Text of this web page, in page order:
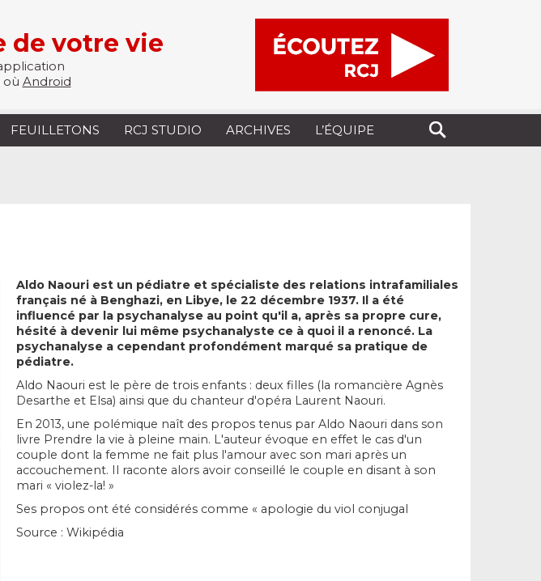
de votre vie
où Android
FEUILLETONS RCJ STUDIO ARCHIVES L’ÉQUIPE
Aldo Naouri est un pédiatre et spécialiste des relations intrafamiliales
français né à Benghazi, en Libye, le 22 décembre 1937. Il a été
influencé par la psychanalyse au point qu'il a, après sa propre cure,
hésité à devenir lui même psychanalyste ce à quoi il a renoncé. La
psychanalyse a cependant profondément marqué sa pratique de
pédiatre.
Aldo Naouri est le père de trois enfants : deux filles (la romancière Agnès
Desarthe et Elsa) ainsi que du chanteur d'opéra Laurent Naouri.
En 2013, une polémique naît des propos tenus par Aldo Naouri dans son
livre Prendre la vie à pleine main. L'auteur évoque en effet le cas d'un
couple dont la femme ne fait plus l'amour avec son mari après un
accouchement. Il raconte alors avoir conseillé le couple en disant à son
mari « violez-la! »
Ses propos ont été considérés comme « apologie du viol conjugal
Source : Wikipédia